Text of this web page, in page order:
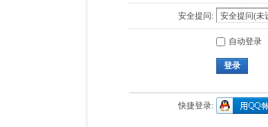
安全提问:
自动登录
登录
快捷登录: